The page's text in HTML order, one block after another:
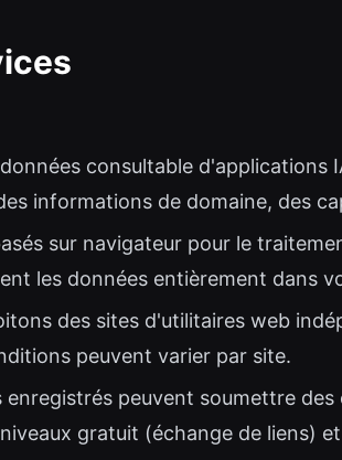
consultable d'applications
informations de domaine, des
sur navigateur pour le
les données entièrement dans
des sites d'utilitaires web
peuvent varier par site.
enregistrés peuvent soumettre
gratuit (échange de liens)